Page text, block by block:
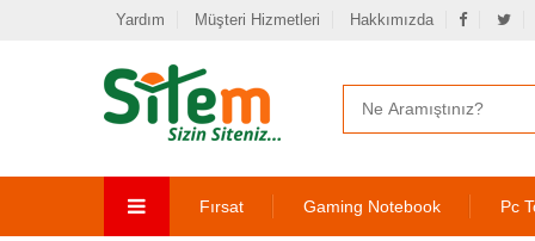
Yardım Müşteri Hizmetleri Hakkımızda
Fırsat Gaming Notebook Pc